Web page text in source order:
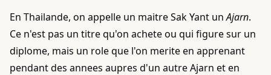
En Thailande, on appelle un maitre Sak Yant unAjarn.
Ce n'est pas un titre qu'on achete ou qui figure sur un
diplome, mais un role que l'on merite en apprenant
pendant des annees aupres d'un autre Ajarn et en